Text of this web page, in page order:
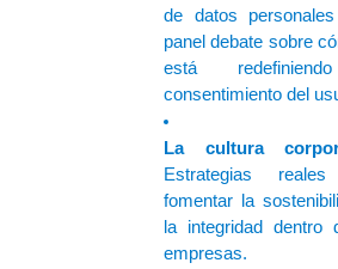
de datos
panel debate sobre
está
consentimiento del
La cultura
Estrategias
fomentar la
la integridad dentro
empresas.